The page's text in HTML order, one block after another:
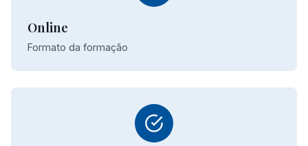
Online
Formato da formação